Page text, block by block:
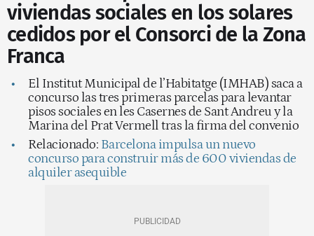
viviendas sociales en los solares
cedidos por el Consorci de la Zona
Franca
El Institut Municipal de l’Habitatge (IMHAB) saca a
concurso las tres primeras parcelas para levantar
pisos sociales en les Casernes de Sant Andreu y la
Marina del Prat Vermell tras la firma del convenio
Relacionado: Barcelona impulsa un nuevo
concurso para construir más de 600 viviendas de
alquiler asequible